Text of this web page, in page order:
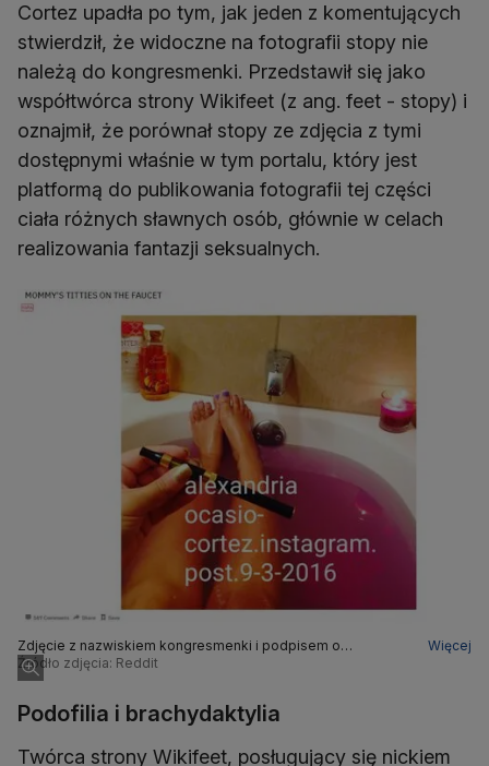
Cortez upadła po tym, jak jeden z komentujących
stwierdził, że widoczne na fotografii stopy nie
należą do kongresmenki. Przedstawił się jako
współtwórca strony Wikifeet (z ang. feet - stopy) i
oznajmił, że porównał stopy ze zdjęcia z tymi
dostępnymi właśnie w tym portalu, który jest
platformą do publikowania fotografii tej części
ciała różnych sławnych osób, głównie w celach
realizowania fantazji seksualnych.
Zdjęcie z nazwiskiem kongresmenki i podpisem o
odbijających się piersiach
Więcej
Źródło zdjęcia: Reddit
Podofilia i brachydaktylia
Twórca strony Wikifeet, posługujący się nickiem